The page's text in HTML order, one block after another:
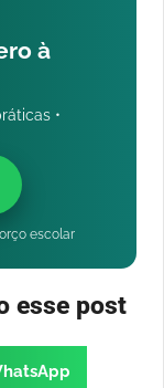
à
•
escolar
esse post